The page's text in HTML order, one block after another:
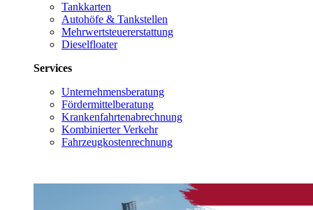
Tankkarten
Autohöfe & Tankstellen
Mehrwertsteuererstattung
Dieselfloater
Services
Unternehmensberatung
Fördermittelberatung
Krankenfahrtenabrechnung
Kombinierter Verkehr
Fahrzeugkostenrechnung